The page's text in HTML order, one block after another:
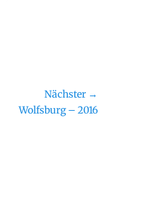
Nächster →
Wolfsburg – 2016